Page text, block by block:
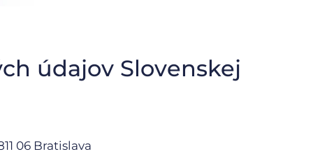
údajov Slovenskej
06 Bratislava